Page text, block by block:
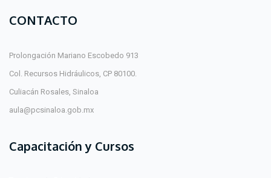
CONTACTO
Prolongación Mariano Escobedo 913
Col. Recursos Hidráulicos, CP 80100.
Culiacán Rosales, Sinaloa
aula@pcsinaloa.gob.mx
Capacitación y Cursos